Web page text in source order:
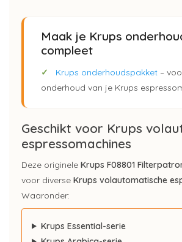
Maak je Krups
compleet
✓ Krups onderhoudspakket –
onderhoud van je Krups
Geschikt voor Krups
espressomachines
Deze originele Krups F08801
voor diverse Krups volautomatische
Waaronder:
Krups Essential-serie